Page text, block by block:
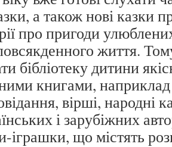
а також нові казки
про пригоди
життя.
бібліотеку дитини
книгами,
вірші, народні
і зарубіжних
іграшки, що містять